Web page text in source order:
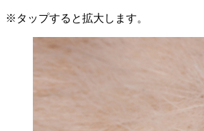
※タップすると拡大します。